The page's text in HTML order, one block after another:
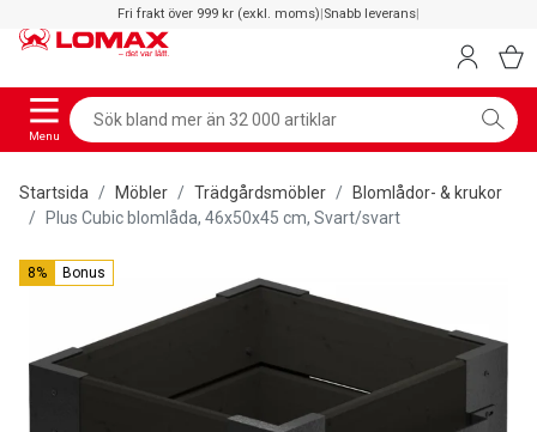
Fri frakt över 999 kr (exkl. moms)|Snabb leverans|
Menu
Startsida Möbler Trädgårdsmöbler
Blomlådor- & krukor
Plus Cubic blomlåda, 46x50x45 cm, Svart/svart
8% Bonus